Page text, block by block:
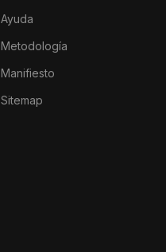
Ayuda
Metodología
Manifiesto
Sitemap